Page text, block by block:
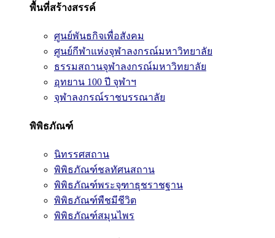
พื้นที่สร้างสรรค์
ศูนย์พันธกิจเพื่อสังคม
ศูนย์กีฬาแห่งจุฬาลงกรณ์มหาวิทยาลัย
ธรรมสถานจุฬาลงกรณ์มหาวิทยาลัย
อุทยาน 100 ปี จุฬาฯ
จุฬาลงกรณ์ราชบรรณาลัย
พิพิธภัณฑ์
นิทรรศสถาน
พิพิธภัณฑ์ชลทัศนสถาน
พิพิธภัณฑ์พระจุฑาธุชราชฐาน
พิพิธภัณฑ์พืชมีชีวิต
พิพิธภัณฑ์สมุนไพร